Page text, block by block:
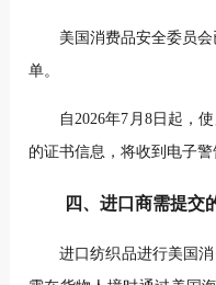
美国消费品安全委员
单。
自2026年7月8日起，
的证书信息，将收到电子
四、 进口商需提交
进口纺织品进行美国